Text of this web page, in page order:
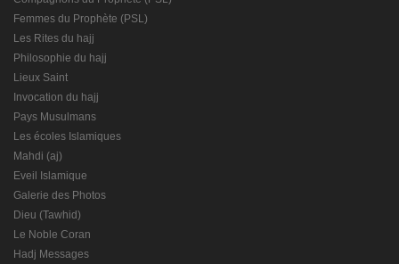
Femmes du Prophète (PSL)
Les Rites du hajj
Philosophie du hajj
Lieux Saint
Invocation du hajj
Pays Musulmans
Les écoles Islamiques
Mahdi (aj)
Eveil Islamique
Galerie des Photos
Dieu (Tawhid)
Le Noble Coran
Hadj Messages